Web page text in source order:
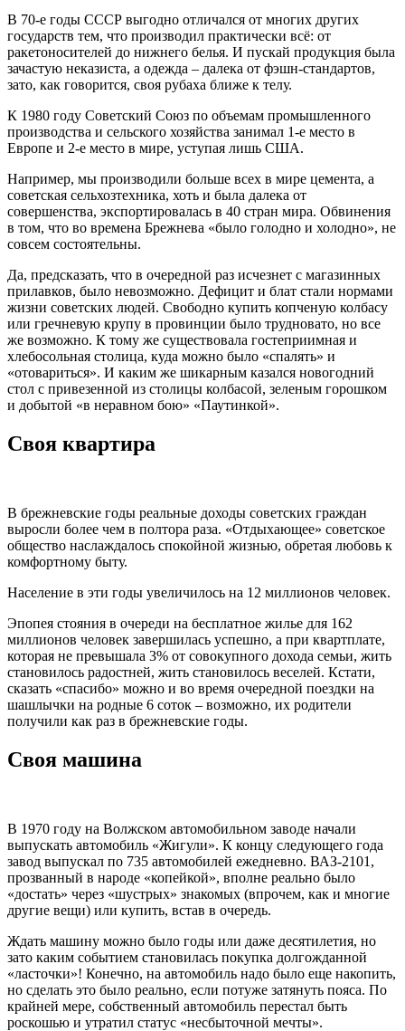
В 70-е годы СССР выгодно отличался от многих других
государств тем, что производил практически всё: от
ракетоносителей до нижнего белья. И пускай продукция была
зачастую неказиста, а одежда – далека от фэшн-стандартов,
зато, как говорится, своя рубаха ближе к телу.
К 1980 году Советский Союз по объемам промышленного
производства и сельского хозяйства занимал 1-е место в
Европе и 2-е место в мире, уступая лишь США.
Например, мы производили больше всех в мире цемента, а
советская сельхозтехника, хоть и была далека от
совершенства, экспортировалась в 40 стран мира. Обвинения
в том, что во времена Брежнева «было голодно и холодно», не
совсем состоятельны.
Да, предсказать, что в очередной раз исчезнет с магазинных
прилавков, было невозможно. Дефицит и блат стали нормами
жизни советских людей. Свободно купить копченую колбасу
или гречневую крупу в провинции было трудновато, но все
же возможно. К тому же существовала гостеприимная и
хлебосольная столица, куда можно было «спалять» и
«отовариться». И каким же шикарным казался новогодний
стол с привезенной из столицы колбасой, зеленым горошком
и добытой «в неравном бою» «Паутинкой».
Своя квартира
В брежневские годы реальные доходы советских граждан
выросли более чем в полтора раза. «Отдыхающее» советское
общество наслаждалось спокойной жизнью, обретая любовь к
комфортному быту.
Население в эти годы увеличилось на 12 миллионов человек.
Эпопея стояния в очереди на бесплатное жилье для 162
миллионов человек завершилась успешно, а при квартплате,
которая не превышала 3% от совокупного дохода семьи, жить
становилось радостней, жить становилось веселей. Кстати,
сказать «спасибо» можно и во время очередной поездки на
шашлычки на родные 6 соток – возможно, их родители
получили как раз в брежневские годы.
Своя машина
В 1970 году на Волжском автомобильном заводе начали
выпускать автомобиль «Жигули». К концу следующего года
завод выпускал по 735 автомобилей ежедневно. ВАЗ-2101,
прозванный в народе «копейкой», вполне реально было
«достать» через «шустрых» знакомых (впрочем, как и многие
другие вещи) или купить, встав в очередь.
Ждать машину можно было годы или даже десятилетия, но
зато каким событием становилась покупка долгожданной
«ласточки»! Конечно, на автомобиль надо было еще накопить,
но сделать это было реально, если потуже затянуть пояса. По
крайней мере, собственный автомобиль перестал быть
роскошью и утратил статус «несбыточной мечты».